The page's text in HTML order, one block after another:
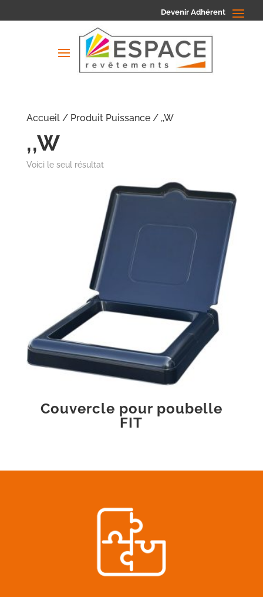
Devenir Adhérent
Accueil/ Produit Puissance / ,,W
,,W
Voici le seul résultat
Couvercle pour poubelle
FIT